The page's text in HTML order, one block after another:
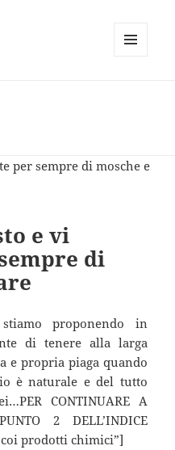
e vi
di
proponendo in
di tenere alla larga
e propria piaga quando
è naturale e del tutto
CONTINUARE A
2 DELL’INDICE
prodotti chimici”]